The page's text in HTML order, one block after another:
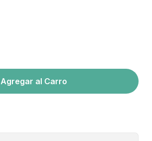
Agregar al Carro